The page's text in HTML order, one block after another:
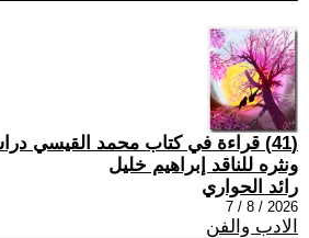
(41) قراءة في كتاب محمد القيسي
ونثره للناقد إبراهيم خليل
رائد الحواري
2026 / 8 / 7
الادب والفن